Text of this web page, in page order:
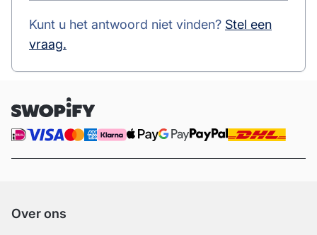
Kunt u het antwoord niet vinden? Stel een
vraag.
Over ons